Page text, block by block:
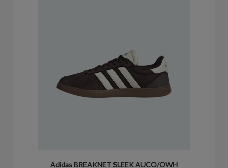
Adidas BREAKNET SLEEK AUCO/OWH